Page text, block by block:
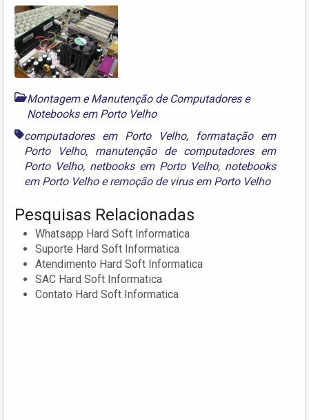
Montagem e Manutenção de Computadores e
Notebooks em Porto Velho
computadores em Porto Velho, formatação em
Porto Velho, manutenção de computadores em
Porto Velho, netbooks em Porto Velho, notebooks
em Porto Velhoeremoção de virus em Porto Velho
Pesquisas Relacionadas
Whatsapp Hard Soft Informatica
Suporte Hard Soft Informatica
Atendimento Hard Soft Informatica
SAC Hard Soft Informatica
Contato Hard Soft Informatica